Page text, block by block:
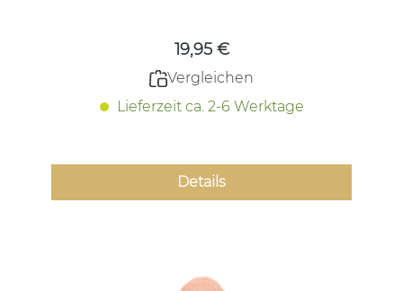
19,95 €
Vergleichen
Lieferzeit ca. 2-6 Werktage
Details